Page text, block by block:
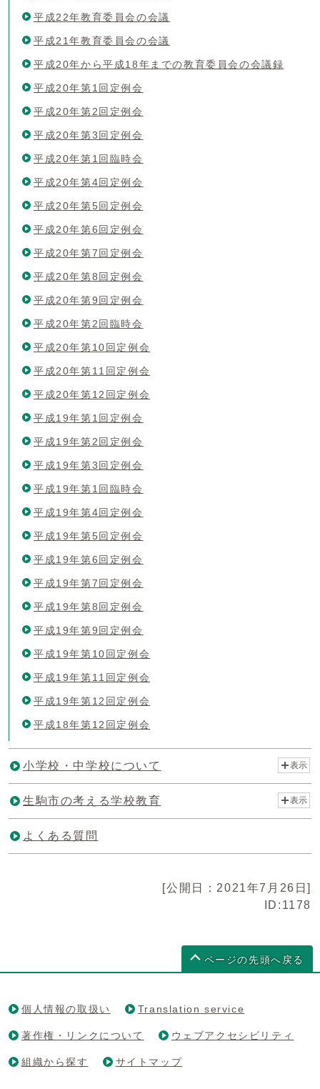
平成22年教育委員会の会議
平成21年教育委員会の会議
平成20年から平成18年までの教育委員会の会議録
平成20年第1回定例会
平成20年第2回定例会
平成20年第3回定例会
平成20年第1回臨時会
平成20年第4回定例会
平成20年第5回定例会
平成20年第6回定例会
平成20年第7回定例会
平成20年第8回定例会
平成20年第9回定例会
平成20年第2回臨時会
平成20年第10回定例会
平成20年第11回定例会
平成20年第12回定例会
平成19年第1回定例会
平成19年第2回定例会
平成19年第3回定例会
平成19年第1回臨時会
平成19年第4回定例会
平成19年第5回定例会
平成19年第6回定例会
平成19年第7回定例会
平成19年第8回定例会
平成19年第9回定例会
平成19年第10回定例会
平成19年第11回定例会
平成19年第12回定例会
平成18年第12回定例会
小学校・中学校について 表示
生駒市の考える学校教育 表示
よくある質問
[公開日：2021年7月26日]
ID:1178
ページの先頭へ戻る
個人情報の取扱い Translation service
著作権・リンクについて ウェブアクセシビリティ
組織から探す サイトマップ